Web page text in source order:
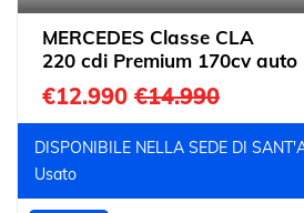
MERCEDES Classe CLA
220 cdi Premium 170cv auto
€12.990 €14.990
DISPONIBILE NELLA SEDE DI
Usato